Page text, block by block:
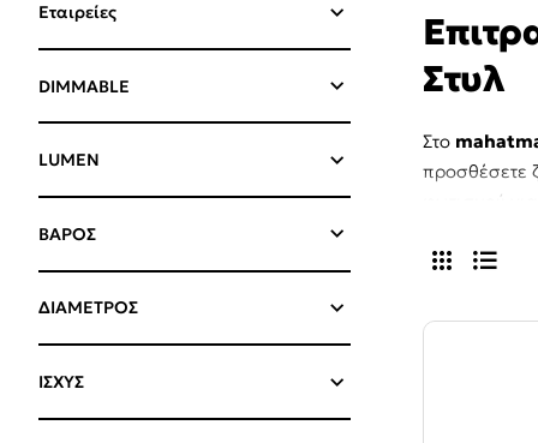
Εταιρείες
DIMMABLE
LUMEN
ΒΑΡΟΣ
ΔΙΑΜΕΤΡΟΣ
ΙΣΧΥΣ
Στυλ
Στο
προσθέσετε
φωτισμού
Η κατηγορία
τη σωστή